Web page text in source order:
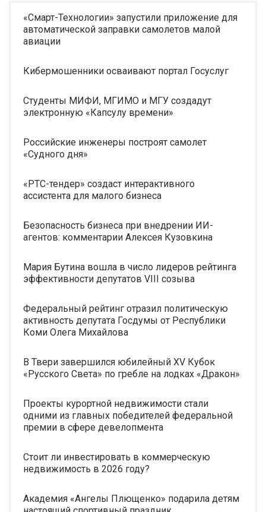
«Смарт-Технологии» запустили приложение для
автоматической заправки самолетов малой
авиации
Кибермошенники осваивают портал Госуслуг
Студенты МИФИ, МГИМО и МГУ создадут
электронную «Капсулу времени»
Российские инженеры построят самолет
«Судного дня»
«РТС-тендер» создаст интерактивного
ассистента для малого бизнеса
Безопасность бизнеса при внедрении ИИ-
агентов: комментарии Алексея Кузовкина
Мария Бутина вошла в число лидеров рейтинга
эффективности депутатов VIII созыва
Федеральный рейтинг отразил политическую
активность депутата Госдумы от Республики
Коми Олега Михайлова
В Твери завершился юбилейный XV Кубок
«Русского Света» по гребле на лодках «Дракон»
Проекты курортной недвижимости стали
одними из главных победителей федеральной
премии в сфере девелопмента
Стоит ли инвестировать в коммерческую
недвижимость в 2026 году?
Академия «Ангелы Плющенко» подарила детям